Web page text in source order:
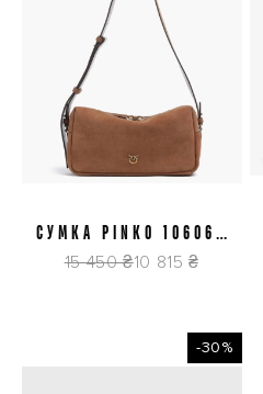
СУМКА PINKO 106062
A0F6 L17Q
15 450 ₴10 815 ₴
-30%